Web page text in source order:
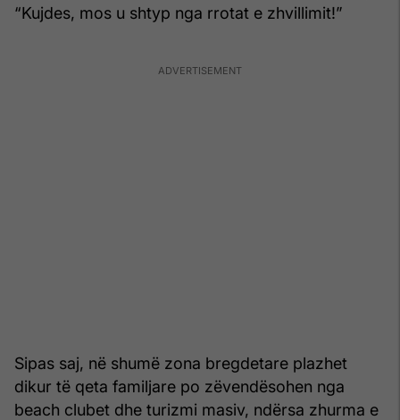
“Kujdes, mos u shtyp nga rrotat e zhvillimit!”
Sipas saj, në shumë zona bregdetare plazhet
dikur të qeta familjare po zëvendësohen nga
beach clubet dhe turizmi masiv, ndërsa zhurma e